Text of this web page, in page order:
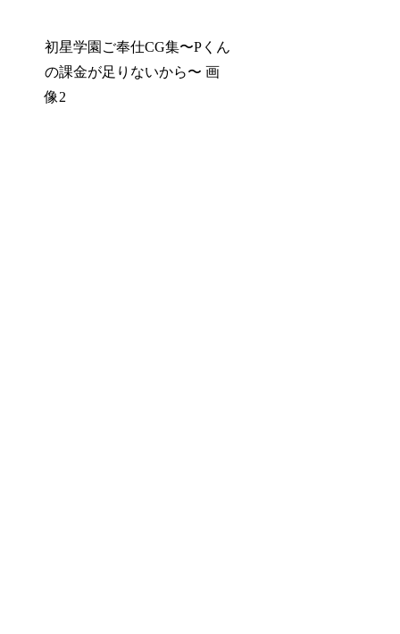
初星学園ご奉仕CG集〜Pくん
の課金が足りないから〜 画
像2